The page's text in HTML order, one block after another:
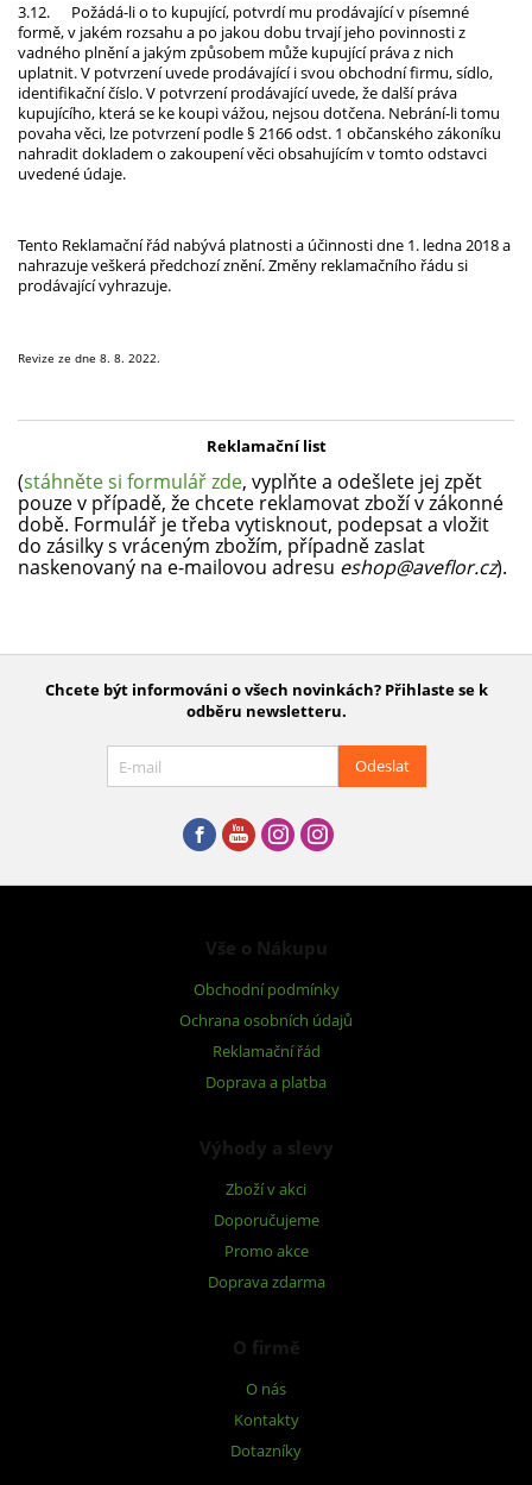
3.12.
Požádá-li o to kupující, potvrdí mu prodávající v písemné
formě, v jakém rozsahu a po jakou dobu trvají jeho povinnosti z
vadného plnění a jakým způsobem může kupující práva z nich
uplatnit. V potvrzení uvede prodávající i svou obchodní firmu, sídlo,
identifikační číslo. V potvrzení prodávající uvede, že další práva
kupujícího, která se ke koupi vážou, nejsou dotčena. Nebrání-li tomu
povaha věci, lze potvrzení podle § 2166 odst. 1 občanského zákoníku
nahradit dokladem o zakoupení věci obsahujícím v tomto odstavci
uvedené údaje.
Tento Reklamační řád nabývá platnosti a účinnosti dne 1. ledna 2018 a
nahrazuje veškerá předchozí znění. Změny reklamačního řádu si
prodávající vyhrazuje.
Revize ze dne 8. 8. 2022.
Reklamační list
(stáhněte si formulář zde, vyplňte a odešlete jej zpět
pouze v případě, že chcete reklamovat zboží v zákonné
době. Formulář je třeba vytisknout, podepsat a vložit
do zásilky s vráceným zbožím, případně zaslat
naskenovaný na e-mailovou adresu eshop@aveflor.cz).
Chcete být informováni o všech novinkách? Přihlaste se k
odběru newsletteru.
Odeslat
Vše o Nákupu
Obchodní podmínky
Ochrana osobních údajů
Reklamační řád
Doprava a platba
Výhody a slevy
Zboží v akci
Doporučujeme
Promo akce
Doprava zdarma
O firmě
O nás
Kontakty
Dotazníky